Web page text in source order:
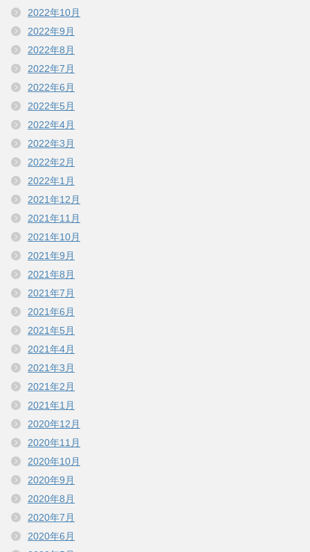
2022年10月
2022年9月
2022年8月
2022年7月
2022年6月
2022年5月
2022年4月
2022年3月
2022年2月
2022年1月
2021年12月
2021年11月
2021年10月
2021年9月
2021年8月
2021年7月
2021年6月
2021年5月
2021年4月
2021年3月
2021年2月
2021年1月
2020年12月
2020年11月
2020年10月
2020年9月
2020年8月
2020年7月
2020年6月